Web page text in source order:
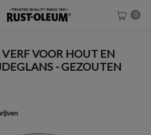
0
VOOR HOUT EN
- GEZOUTEN